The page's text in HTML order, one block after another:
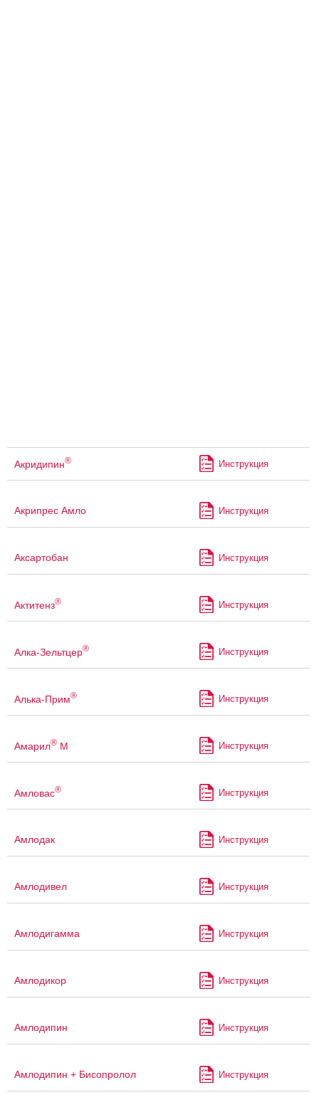
Акридипин® Инструкция
Акрипрес Амло Инструкция
Аксартобан Инструкция
Актитенз® Инструкция
Алка-Зельтцер® Инструкция
Алька-Прим® Инструкция
Амарил® М Инструкция
Амловас® Инструкция
Амлодак Инструкция
Амлодивел Инструкция
Амлодигамма Инструкция
Амлодикор Инструкция
Амлодипин Инструкция
Амлодипин + Бисопролол Инструкция